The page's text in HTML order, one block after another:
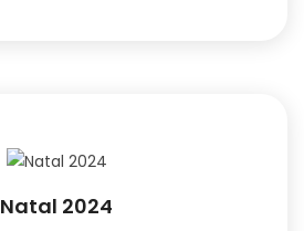
Natal 2024